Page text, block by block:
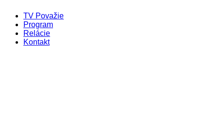
TV Považie
Program
Relácie
Kontakt